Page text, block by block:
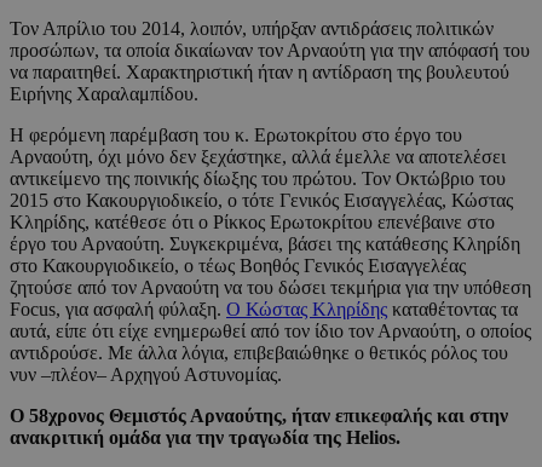
Τον Απρίλιο του 2014, λοιπόν, υπήρξαν αντιδράσεις πολιτικών
προσώπων, τα οποία δικαίωναν τον Αρναούτη για την απόφασή του
να παραιτηθεί. Χαρακτηριστική ήταν η αντίδραση της βουλευτού
Ειρήνης Χαραλαμπίδου.
Η φερόμενη παρέμβαση του κ. Ερωτοκρίτου στο έργο του
Αρναούτη, όχι μόνο δεν ξεχάστηκε, αλλά έμελλε να αποτελέσει
αντικείμενο της ποινικής δίωξης του πρώτου. Τον Οκτώβριο του
2015 στο Κακουργιοδικείο, ο τότε Γενικός Εισαγγελέας, Κώστας
Κληρίδης, κατέθεσε ότι ο Ρίκκος Ερωτοκρίτου επενέβαινε στο
έργο του Αρναούτη. Συγκεκριμένα, βάσει της κατάθεσης Κληρίδη
στο Κακουργιοδικείο, ο τέως Βοηθός Γενικός Εισαγγελέας
ζητούσε από τον Αρναούτη να του δώσει τεκμήρια για την υπόθεση
Focus, για ασφαλή φύλαξη. Ο Κώστας Κληρίδης καταθέτοντας τα
αυτά, είπε ότι είχε ενημερωθεί από τον ίδιο τον Αρναούτη, ο οποίος
αντιδρούσε. Με άλλα λόγια, επιβεβαιώθηκε ο θετικός ρόλος του
νυν –πλέον– Αρχηγού Αστυνομίας.
Ο 58χρονος Θεμιστός Αρναούτης, ήταν επικεφαλής και στην
ανακριτική ομάδα για την τραγωδία της Helios.